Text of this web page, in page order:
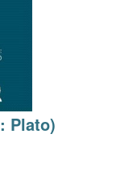
Plato)